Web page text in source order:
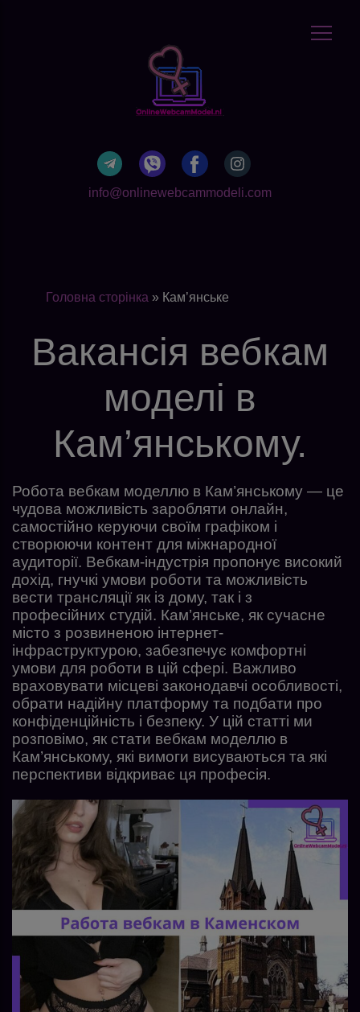
info@onlinewebcammodeli.com
Головна сторінка » Кам’янське
Вакансія вебкам
моделі в
Кам’янському.
Робота вебкам моделлю в Кам’янському — це
чудова можливість заробляти онлайн,
самостійно керуючи своїм графіком і
створюючи контент для міжнародної
аудиторії. Вебкам-індустрія пропонує високий
дохід, гнучкі умови роботи та можливість
вести трансляції як із дому, так і з
професійних студій. Кам’янське, як сучасне
місто з розвиненою інтернет-
інфраструктурою, забезпечує комфортні
умови для роботи в цій сфері. Важливо
враховувати місцеві законодавчі особливості,
обрати надійну платформу та подбати про
конфіденційність і безпеку. У цій статті ми
розповімо, як стати вебкам моделлю в
Кам’янському, які вимоги висуваються та які
перспективи відкриває ця професія.